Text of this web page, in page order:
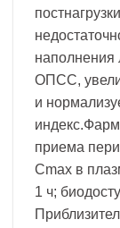
наполнения
ОПСС,
и
приема
Cmax в
1 ч;